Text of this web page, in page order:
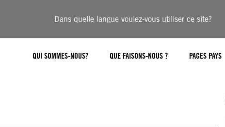
Dans quelle langue voulez-vous utiliser ce site?
QUI SOMMES-NOUS? QUE FAISONS-NOUS ? PAGES PAYS